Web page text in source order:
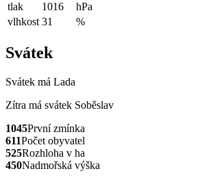
tlak
1016
hPa
vlhkost 31 %
Svátek
Svátek má Lada
Zítra má svátek Soběslav
1045První zmínka
611Počet obyvatel
525Rozhloha v ha
450Nadmořská výška